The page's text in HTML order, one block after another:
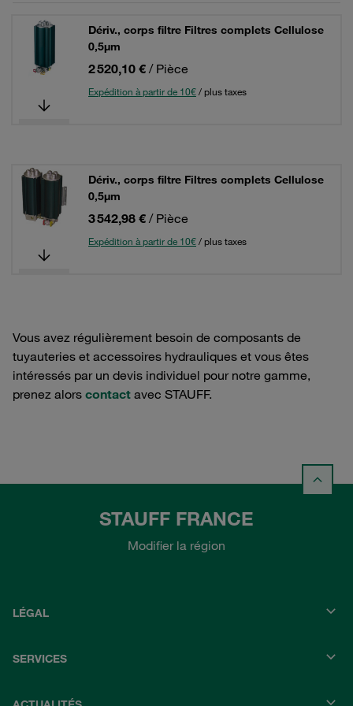
Dériv., corps filtre Filtres complets Cellulose
0,5µm
2 520,10 € / Pièce
Expédition à partir de 10€/ plus taxes
Dériv., corps filtre Filtres complets Cellulose
0,5µm
3 542,98 € / Pièce
Expédition à partir de 10€/ plus taxes
Vous avez régulièrement besoin de composants de
tuyauteries et accessoires hydrauliques et vous êtes
intéressés par un devis individuel pour notre gamme,
prenez alors contact avec STAUFF.
STAUFF FRANCE
Modifier la région
LÉGAL
SERVICES